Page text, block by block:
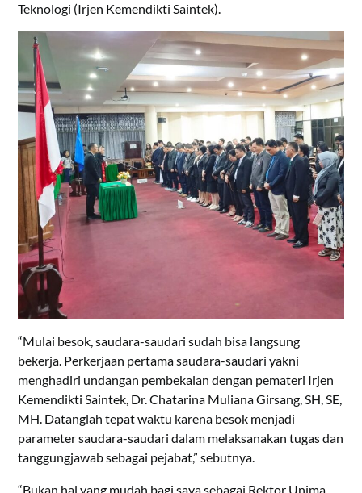
Teknologi (Irjen Kemendikti Saintek).
“Mulai besok, saudara-saudari sudah bisa langsung
bekerja. Perkerjaan pertama saudara-saudari yakni
menghadiri undangan pembekalan dengan pemateri Irjen
Kemendikti Saintek, Dr. Chatarina Muliana Girsang, SH, SE,
MH. Datanglah tepat waktu karena besok menjadi
parameter saudara-saudari dalam melaksanakan tugas dan
tanggungjawab sebagai pejabat,” sebutnya.
“Bukan hal yang mudah bagi saya sebagai Rektor Unima,